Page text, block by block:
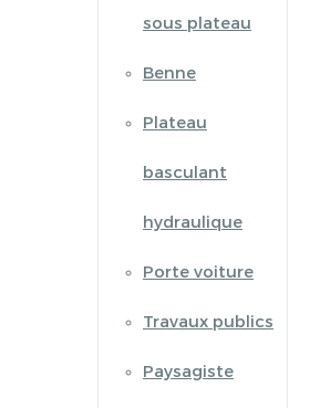
sous plateau
Benne
Plateau
basculant
hydraulique
Porte voiture
Travaux publics
Paysagiste